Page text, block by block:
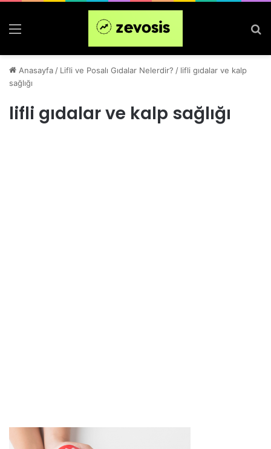
Menü
Anasayfa / Lifli ve Posalı Gıdalar Nelerdir? / lifli gıdalar ve kalp
sağlığı
lifli gıdalar ve kalp sağlığı